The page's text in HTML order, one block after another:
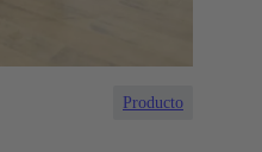
Producto